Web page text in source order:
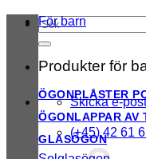
Sök
efter:
Skicka e-post
(+45) 42 61
För barn
Produkter för
ÖGONPLÅSTER
ÖGONLAPPAR AV
GLASÖGON